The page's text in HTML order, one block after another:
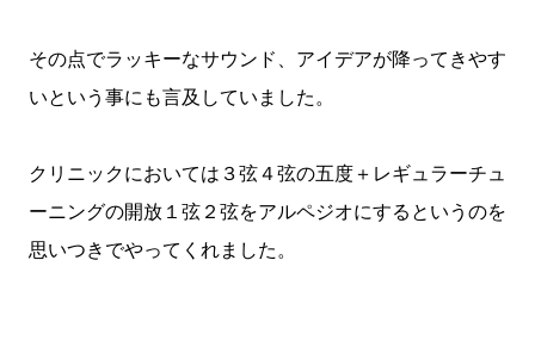
その点でラッキーなサウンド、アイデアが降ってきやす
いという事にも言及していました。
クリニックにおいては３弦４弦の五度＋レギュラーチュ
ーニングの開放１弦２弦をアルペジオにするというのを
思いつきでやってくれました。